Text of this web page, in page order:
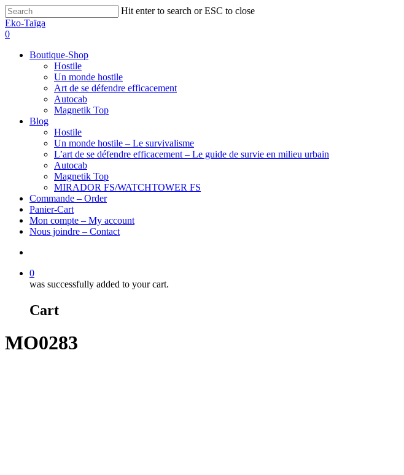
Hit enter to search or ESC to close
Eko-Taïga
0
Boutique-Shop
Hostile
Un monde hostile
Art de se défendre efficacement
Autocab
Magnetik Top
Blog
Hostile
Un monde hostile – Le survivalisme
L’art de se défendre efficacement – Le guide de survie en milieu urbain
Autocab
Magnetik Top
MIRADOR FS/WATCHTOWER FS
Commande – Order
Panier-Cart
Mon compte – My account
Nous joindre – Contact
0
was successfully added to your cart.
Cart
MO0283